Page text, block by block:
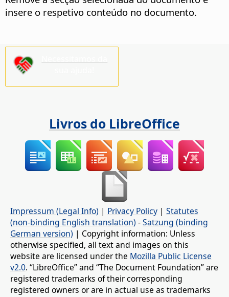
insere o respetivo conteúdo no documento.
Livros do LibreOffice
Impressum (Legal Info) | Privacy Policy | Statutes
(non-binding English translation) -Satzung (binding
German version) | Copyright information: Unless
otherwise specified, all text and images on this
website are licensed under the Mozilla Public License
v2.0. “LibreOffice” and “The Document Foundation” are
registered trademarks of their corresponding
registered owners or are in actual use as trademarks